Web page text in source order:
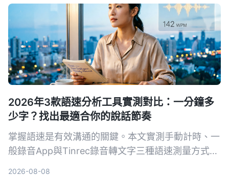
你算清楚免費版夠不夠用、什麼情況下該升級，並附
上30天免費體驗企業版的管道。
2026年3款語速分析工具實測對比：一分鐘多
少字？找出最適合你的說話節奏
掌握語速是有效溝通的關鍵。本文實測手動計時、一
般錄音App與Tinrec錄音轉文字三種語速測量方式，
2026-08-08